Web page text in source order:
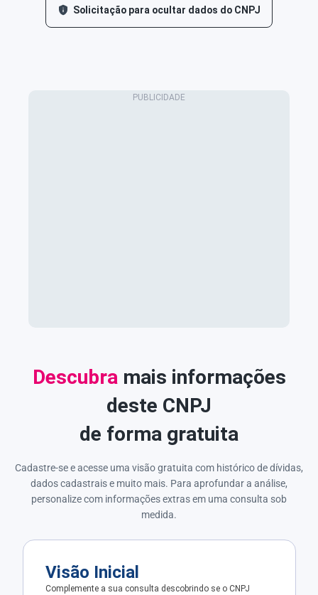
Solicitação para ocultar dados do CNPJ
Descubra mais informações
deste CNPJ
de forma gratuita
Cadastre-se e acesse uma visão gratuita com histórico de dívidas,
dados cadastrais e muito mais. Para aprofundar a análise,
personalize com informações extras em uma consulta sob
medida.
Visão Inicial
Complemente a sua consulta descobrindo se o CNPJ